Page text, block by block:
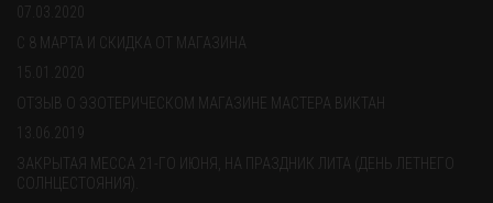
07.03.2020
С 8 МАРТА И СКИДКА ОТ МАГАЗИНА
ОТЗЫВ О ЭЗОТЕРИЧЕСКОМ МАГАЗИНЕ МАСТЕРА ВИКТАН
13.06.2019
ЗАКРЫТАЯ МЕССА 21-ГО ИЮНЯ, НА ПРАЗДНИК ЛИТА (ДЕНЬ ЛЕТНЕГО
СОЛНЦЕСТОЯНИЯ).